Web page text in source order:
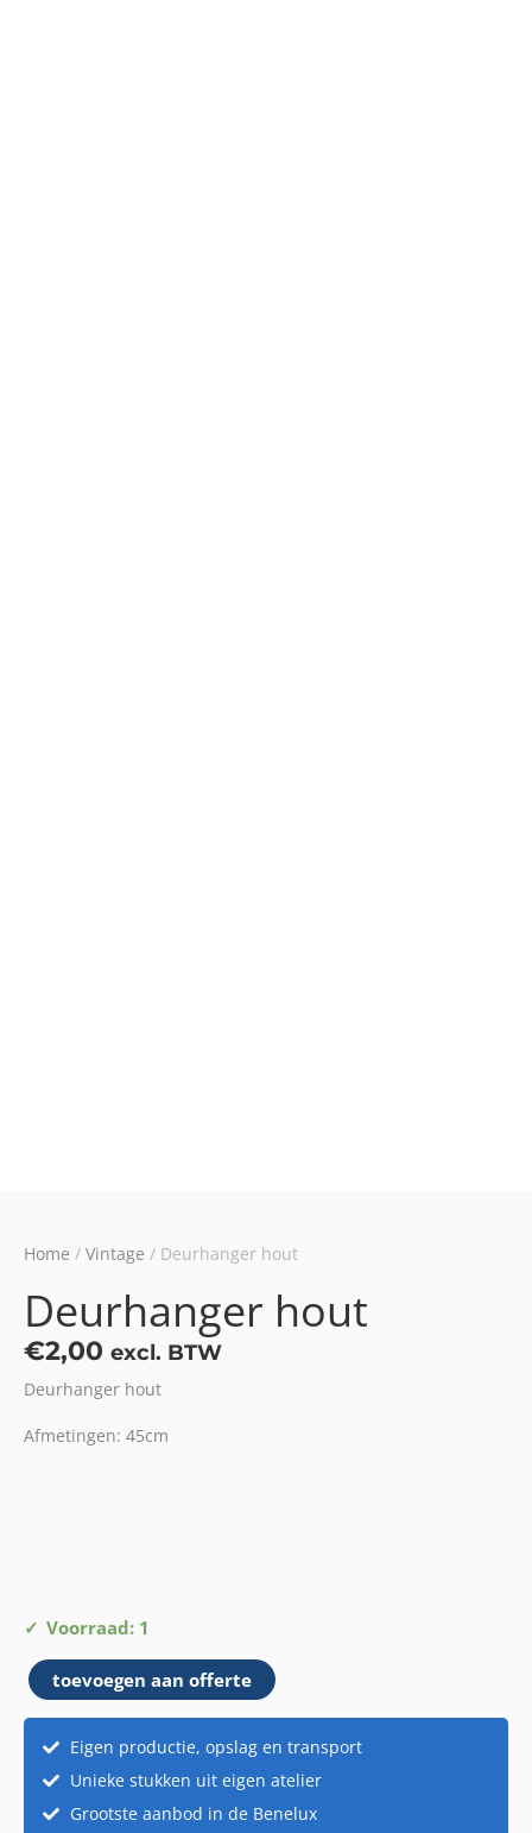
Home / Vintage / Deurhanger hout
Deurhanger hout
€2,00 excl. BTW
Deurhanger hout
Afmetingen: 45cm
Voorraad: 1
Deurhanger
hout
aantaltoevoegen aan offerte
Eigen productie, opslag en transport
Unieke stukken uit eigen atelier
Grootste aanbod in de Benelux